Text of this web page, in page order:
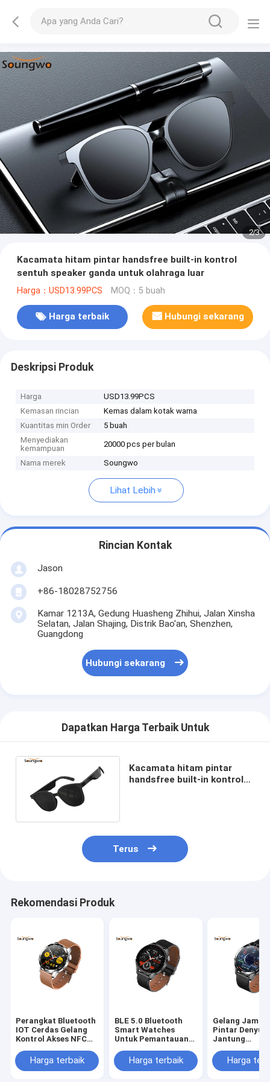
2/3
Kacamata hitam pintar handsfree built-in kontrol
sentuh speaker ganda untuk olahraga luar
Harga：USD13.99PCS MOQ：5 buah
Harga terbaik Hubungi sekarang
Deskripsi Produk
Harga
USD13.99PCS
Kemasan rincian
Kemas dalam kotak warna
Kuantitas min Order
5 buah
Menyediakan
kemampuan
20000 pcs per bulan
Nama merek Soungwo
Lihat Lebih
Rincian Kontak
Jason
+86-18028752756
Kamar 1213A, Gedung Huasheng Zhihui, Jalan Xinsha
Selatan, Jalan Shajing, Distrik Bao'an, Shenzhen,
Guangdong
Hubungi sekarang
Dapatkan Harga Terbaik Untuk
Kacamata hitam pintar
handsfree built-in kontrol
Terus
Rekomendasi Produk
Perangkat Bluetooth
IOT Cerdas Gelang
Kontrol Akses NFC
Detak Jantung
Harga terbaik
BLE 5.0 Bluetooth
Smart Watches
Untuk Pemantauan
Multi Olahraga 1,28
Inch
Harga terbaik
Gelang Jam
Pintar Denyut
Jantung
Gelang Lari
Kebugaran
Harga